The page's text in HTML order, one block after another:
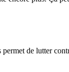
de lutter